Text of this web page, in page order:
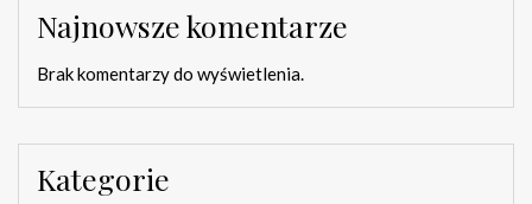
Najnowsze komentarze
Brak komentarzy do wyświetlenia.
Kategorie